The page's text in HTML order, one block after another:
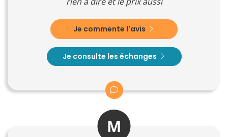
Je commente l'avis
Je consulte les échanges
M